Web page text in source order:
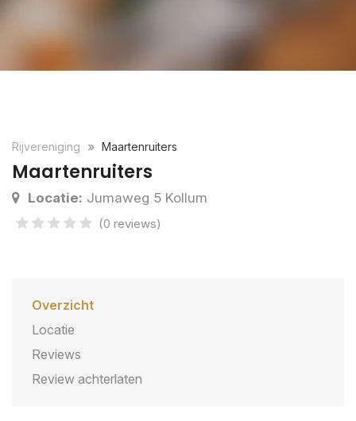
Rijvereniging Maartenruiters
Maartenruiters
Locatie: Jumaweg 5 Kollum
(0 reviews)
Overzicht
Locatie
Reviews
Review achterlaten